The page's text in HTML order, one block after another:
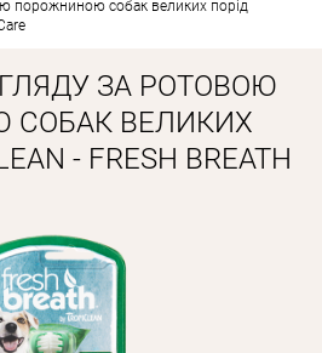
СПЕКИ
ВИРОБНИЦТВО
АКЦІЇ
ДЛЯ КОТІВ
порожниною собак великих порід
ЗА РОТОВОЮ
ВЕЛИКИХ
- FRESH BREATH